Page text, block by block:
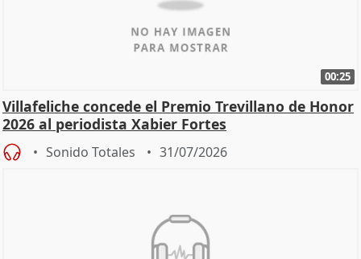
00:25
Villafeliche concede el Premio Trevillano de Honor
2026 al periodista Xabier Fortes
Sonido Totales 31/07/2026